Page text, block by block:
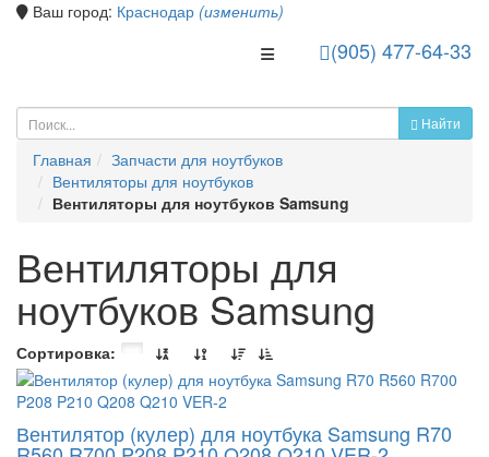
Ваш город: Краснодар (изменить)
(905) 477-64-33
Toggle Navigation
Найти
Главная
Запчасти для ноутбуков
Вентиляторы для ноутбуков
Вентиляторы для ноутбуков Samsung
Вентиляторы для
ноутбуков Samsung
Сортировка:
Вентилятор (кулер) для ноутбука Samsung R70